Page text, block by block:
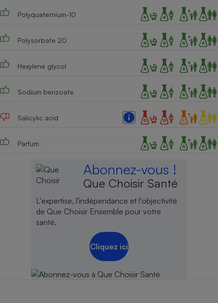
Polyquaternium-10
Polysorbate 20
Hexylene glycol
Sodium benzoate
Salicylic acid
Parfum
Abonnez-vous !
Que Choisir Santé
L'expertise, l'indépendance et l'objectivité
de Que Choisir Ensemble pour votre
santé.
Cliquez ici